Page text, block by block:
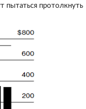
пытаться протолкнуть